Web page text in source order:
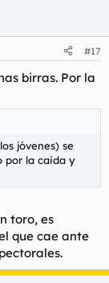
#17
birras. Por la
jóvenes) se
por la caida y
toro, es
que cae ante